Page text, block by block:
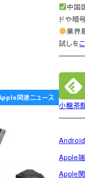
関連ニュース
中国
ドや暗
業界
試しを
小龍茶
Android
Apple
Apple